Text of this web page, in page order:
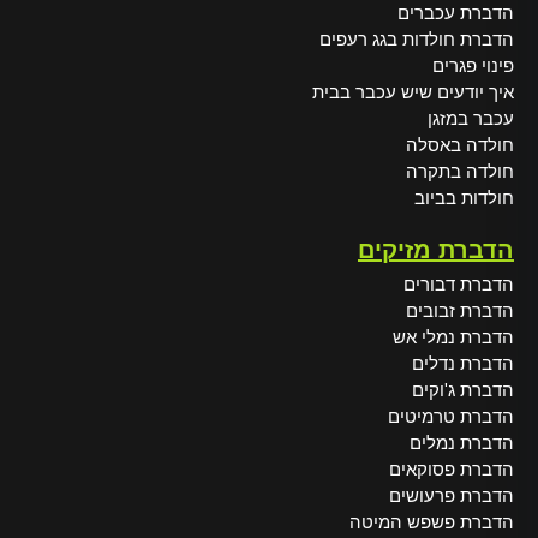
הדברת עכברים
הדברת חולדות בגג רעפים
פינוי פגרים
איך יודעים שיש עכבר בבית
עכבר במזגן
חולדה באסלה
חולדה בתקרה
חולדות בביוב
הדברת מזיקים
הדברת דבורים
הדברת זבובים
הדברת נמלי אש
הדברת נדלים
הדברת ג'וקים
הדברת טרמיטים
הדברת נמלים
הדברת פסוקאים
הדברת פרעושים
הדברת פשפש המיטה